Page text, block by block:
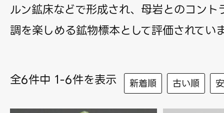
ルン鉱床などで形成され、母岩とのコント
調を楽しめる鉱物標本として評価されてい
全6件中 1-6件を表示 新着順 古い順